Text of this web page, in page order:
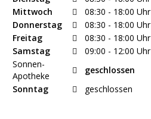
Mittwoch
08:30 - 18:00 Uhr
Donnerstag
08:30 - 18:00 Uhr
Freitag
08:30 - 18:00 Uhr
Samstag
09:00 - 12:00 Uhr
Sonnen-
Apotheke
geschlossen
Sonntag
geschlossen